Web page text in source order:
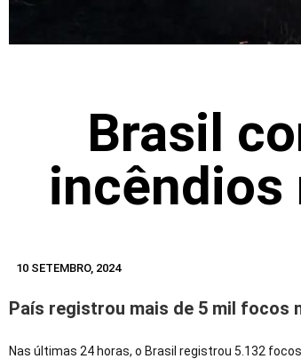
Brasil
incêndios
10 SETEMBRO, 2024
País registrou mais de 5 mil focos
Nas últimas 24 horas, o Brasil registrou 5.132